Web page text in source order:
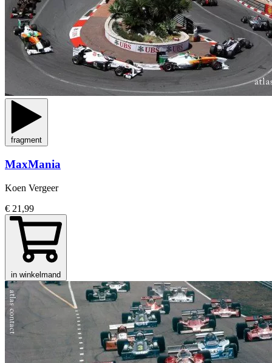
fragment
MaxMania
Koen Vergeer
€ 21,99
in winkelmand